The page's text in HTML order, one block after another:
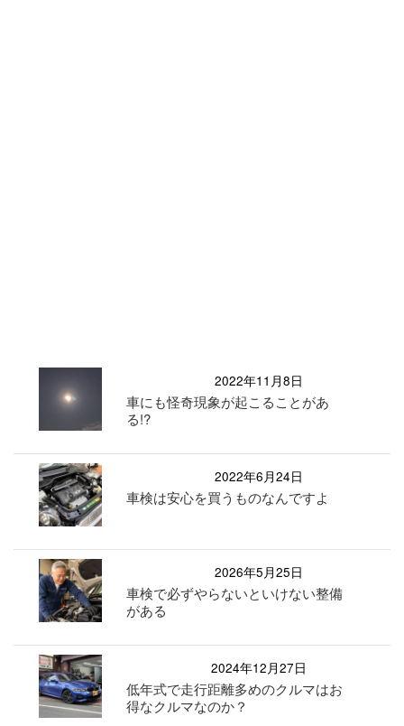
2022年11月8日
車にも怪奇現象が起こることがあ
る!?
2022年6月24日
車検は安心を買うものなんですよ
2026年5月25日
車検で必ずやらないといけない整備
がある
2024年12月27日
低年式で走行距離多めのクルマはお
得なクルマなのか？